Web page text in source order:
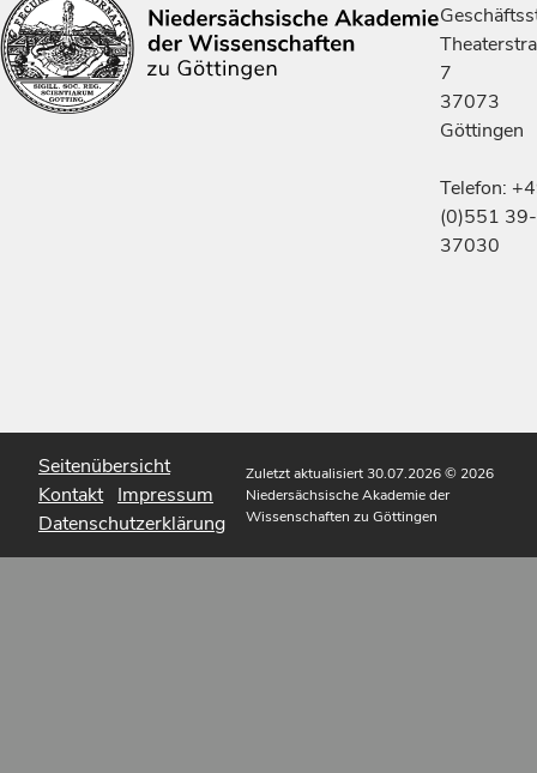
7
37073
Göttingen
Telefon:
(0)551 39-
37030
Seitenübersicht
Kontakt Impressum
Datenschutzerklärung
Zuletzt aktualisiert 30.07.2026© 2026
Niedersächsische Akademie der
Wissenschaften zu Göttingen